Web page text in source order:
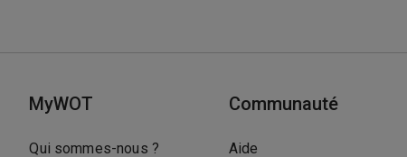
MyWOT
Qui sommes-nous ?
Communauté
Aide